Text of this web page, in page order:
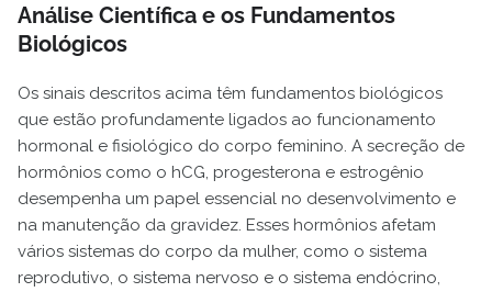
Análise Científica e os Fundamentos
Biológicos
Os sinais descritos acima têm fundamentos biológicos
que estão profundamente ligados ao funcionamento
hormonal e fisiológico do corpo feminino. A secreção de
hormônios como o hCG, progesterona e estrogênio
desempenha um papel essencial no desenvolvimento e
na manutenção da gravidez. Esses hormônios afetam
vários sistemas do corpo da mulher, como o sistema
reprodutivo, o sistema nervoso e o sistema endócrino,